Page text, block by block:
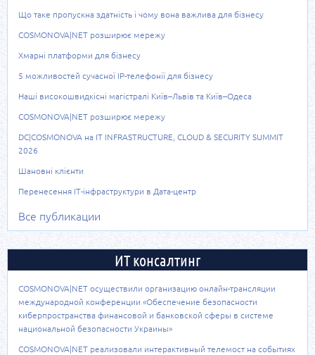
Що таке пропускна здатність і чому вона важлива для бізнесу
COSMONOVA|NET розширює мережу
Хмарні платформи для бізнесу
5 можливостей сучасної IP-телефонії для бізнесу
Наші високошвидкісні магістралі Київ–Львів та Київ–Одеса
COSMONOVA|NET розширює мережу
DC|COSMONOVA на IT INFRASTRUCTURE, CLOUD & SECURITY SUMMIT
2026
Шановні клієнти
Перенесення ІТ-інфраструктури в Дата-центр
Все публикации
ИТ консалтинг
COSMONOVA|NET осуществили организацию онлайн-трансляции
международной конференции «Обеспечение безопасности
киберпространства финансовой и банковской сферы в системе
национальной безопасности Украины»
COSMONOVA|NET реализовали интерактивный телемост на событиях